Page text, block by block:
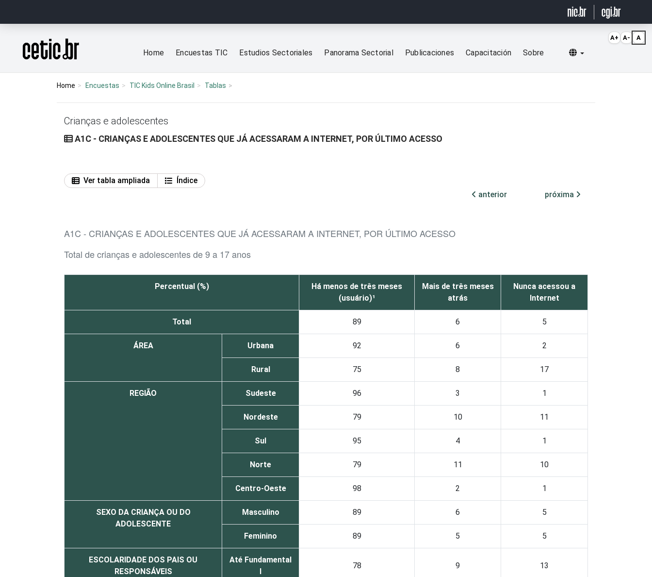
Página inicial
Home Encuestas TIC Estudios Sectoriales Panorama Sectorial Publicaciones Capacitación Sobre Selecionar idioma
Home Encuestas TIC Kids Online Brasil Tablas
Crianças e adolescentes
A1C - CRIANÇAS E ADOLESCENTES QUE JÁ ACESSARAM A INTERNET, POR ÚLTIMO ACESSO
Ver tabla ampliada
Índice
anterior
próxima
A1C - CRIANÇAS E ADOLESCENTES QUE JÁ ACESSARAM A INTERNET, POR ÚLTIMO ACESSO
Total de crianças e adolescentes de 9 a 17 anos
Percentual (%)
Há menos de três meses
(usuário)¹
Mais de três meses
atrás
Nunca acessou a
Internet
Total 89 6 5
ÁREA Urbana 92 6 2
Rural 75 8 17
REGIÃO Sudeste 96 3 1
Nordeste 79 10 11
Sul 95 4 1
Norte 79 11 10
Centro-Oeste 98 2 1
SEXO DA CRIANÇA OU DO
ADOLESCENTE
Masculino 89 6 5
Feminino 89 5 5
ESCOLARIDADE DOS PAIS OU
RESPONSÁVEIS
Até Fundamental
78 9 13
A+ A- A